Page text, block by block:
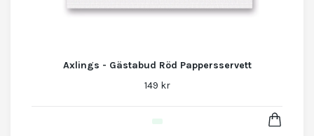
Axlings - Gästabud Röd Pappersservett
149 kr